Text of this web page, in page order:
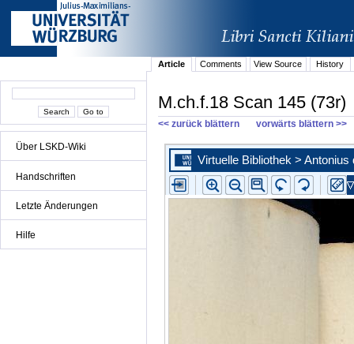
Über LSKD-Wiki
Handschriften
Letzte Änderungen
Hilfe
Article Comments View Source History
M.ch.f.18 Scan 145 (73r)
<< zurück blättern vorwärts blättern >>